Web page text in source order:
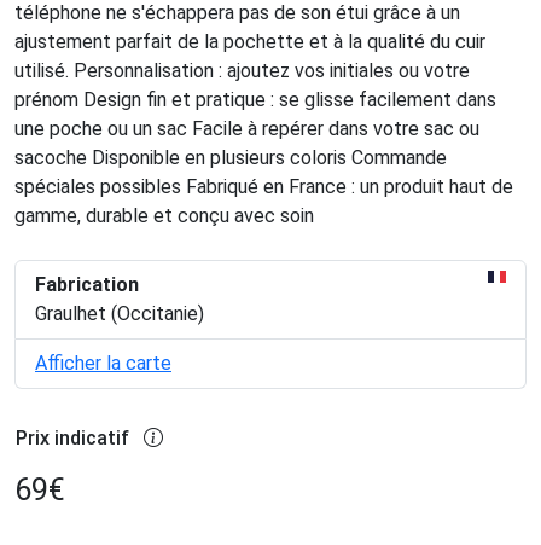
téléphone ne s'échappera pas de son étui grâce à un
ajustement parfait de la pochette et à la qualité du cuir
utilisé. Personnalisation : ajoutez vos initiales ou votre
prénom Design fin et pratique : se glisse facilement dans
une poche ou un sac Facile à repérer dans votre sac ou
sacoche Disponible en plusieurs coloris Commande
spéciales possibles Fabriqué en France : un produit haut de
gamme, durable et conçu avec soin
Fabrication
Graulhet (Occitanie)
Afficher la carte
Prix indicatif
69€